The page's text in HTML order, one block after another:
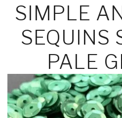
SIMPLE
SEQUINS
PALE